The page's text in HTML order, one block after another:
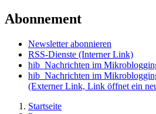
Abonnement
Newsletter abonnieren
RSS-Dienste (Interner Link)
hib_Nachrichten im
hib_Nachrichten im
(Externer Link, Link öffnet ein
Startseite